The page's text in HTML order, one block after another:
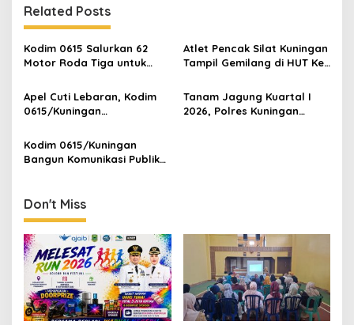
Related Posts
Kodim 0615 Salurkan 62
Motor Roda Tiga untuk
Desa Ciangir Siap
Maksimalkan
Atlet Pencak Silat Kuningan
Tampil Gemilang di HUT Ke-
Apel Cuti Lebaran, Kodim
0615/Kuningan
Gelombang Pertama
Tanam Jagung Kuartal I
2026, Polres Kuningan
Kodim 0615/Kuningan
Bangun Komunikasi Publik
Don't Miss